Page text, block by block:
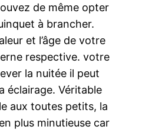
de même opter
à brancher.
et l’âge de votre
respective. votre
la nuitée il peut
éclairage. Véritable
aux toutes petits, la
plus minutieuse car